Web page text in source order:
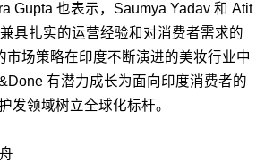
Gupta 也表示，Saumya Yadav 和 Atit
具扎实的运营经验和对消费者需求的
市场策略在印度不断演进的美妆行业中
有潜力成长为面向印度消费者的
发领域树立全球化标杆。